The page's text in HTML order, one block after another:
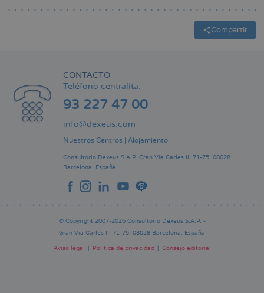
Compartir
CONTACTO
Teléfono centralita:
93 227 47 00
info@dexeus.com
Nuestros Centros Alojamiento
Consultorio Dexeus S.A.P. Gran Via Carles III 71-75. 08028
Barcelona. España
© Copyright 2007-2026 Consultorio Dexeus S.A.P. -
Gran Via Carles III 71-75. 08028 Barcelona. España
Aviso legal Política de privacidad Consejo editorial